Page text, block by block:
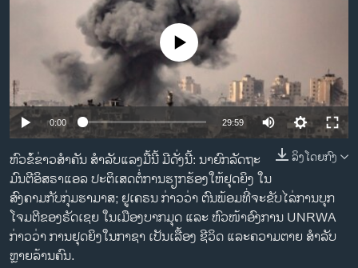
ຊຸມຊົນຊາວລາວ
ວິທະຍາສາດ-ເທັກໂນໂລຈີ
ທຸລະກິດ
ພາສາອັງກິດ
ວີດີໂອ
ສຽງ
ລາຍການກະຈາຍສຽງ
ລາຍງານ
ຕິດຕາມພວກເຮົາ ທີ່
No media source currently available
0:00 29:59
ລິງໂດຍກົງ
ຫົວຂ້ໍຂ່າວສຳຄັນ ສຳລັບແລງມື້ນີ້ ມີດັ່ງນີ້: ນາຍົກລັດຖະ
ມົນຕີອິສຣາແອລ ປະຕິເສດຕໍ່ການຮຽກຮ້ອງໃຫ້ຢຸດຍິງ ໃນ
ສົງຄາມກັບກຸ່ມຮາມາສ; ຢູເຄຣນ ກ່າວວ່າ ຕົນພ້ອມທີ່ຈະຂັບໄລ່ການບຸກ
ໂຈມຕີຂອງຣັດເຊຍ ໃນເມືອງບາກມຸດ ແລະ ຫົວໜ້າອົງການ UNRWA
ກ່າວວ່າ ການຢຸດຍິງໃນກາຊາ ເປັນເລື້ອງ ຊີວິດ ແລະຄວາມຕາຍ ສຳລັບ
ຫຼາຍລ້ານຄົນ.